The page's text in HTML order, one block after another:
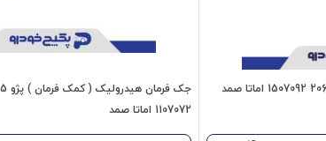
1107072 اماتا صمد